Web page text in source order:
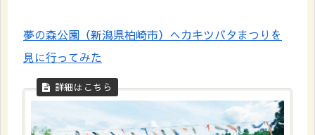
夢の森公園（新潟県柏崎市）へカキツバタまつりを
見に行ってみた